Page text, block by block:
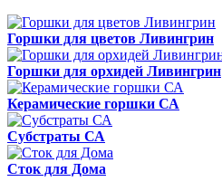
Горшки для цветов Ливингрин
Горшки для орхидей Ливингрин
Керамические горшки СА
Субстраты СА
Сток для Дома